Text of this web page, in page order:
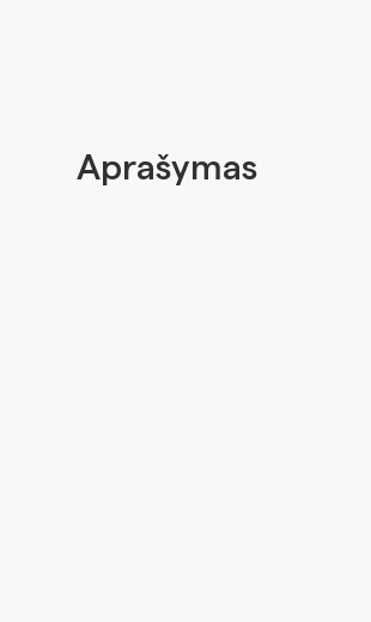
Aprašymas